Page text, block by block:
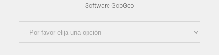
Software GobGeo